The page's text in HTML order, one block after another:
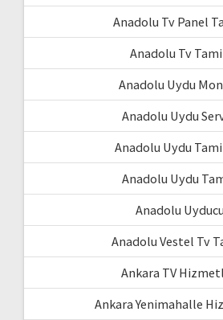
Anadolu Tv Panel
Anadolu Tv
Anadolu Uydu
Anadolu Uydu
Anadolu Uydu
Anadolu Uydu
Anadolu Uyducu
Anadolu Vestel Tv
Ankara TV
Ankara Yenimahalle